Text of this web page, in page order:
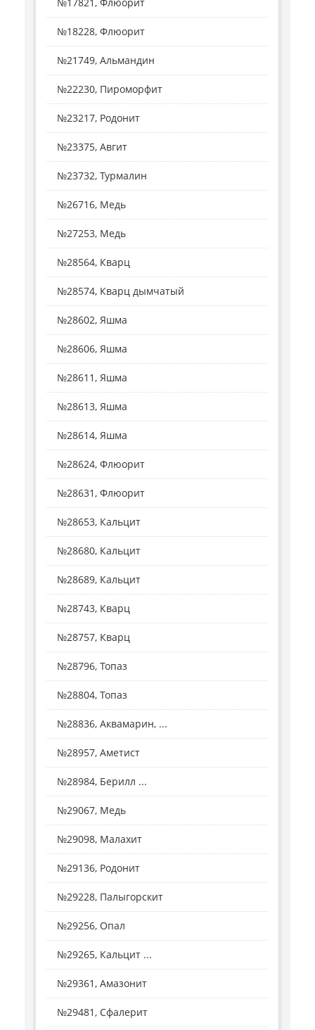
№18228, Флюорит
№21749, Альмандин
№22230, Пироморфит
№23217, Родонит
№23375, Авгит
№23732, Турмалин
№26716, Медь
№27253, Медь
№28564, Кварц
№28574, Кварц дымчатый
№28602, Яшма
№28606, Яшма
№28611, Яшма
№28613, Яшма
№28614, Яшма
№28624, Флюорит
№28631, Флюорит
№28653, Кальцит
№28680, Кальцит
№28689, Кальцит
№28743, Кварц
№28757, Кварц
№28796, Топаз
№28804, Топаз
№28836, Аквамарин, ...
№28957, Аметист
№28984, Берилл ...
№29067, Медь
№29098, Малахит
№29136, Родонит
№29228, Палыгорскит
№29256, Опал
№29265, Кальцит ...
№29361, Амазонит
№29481, Сфалерит